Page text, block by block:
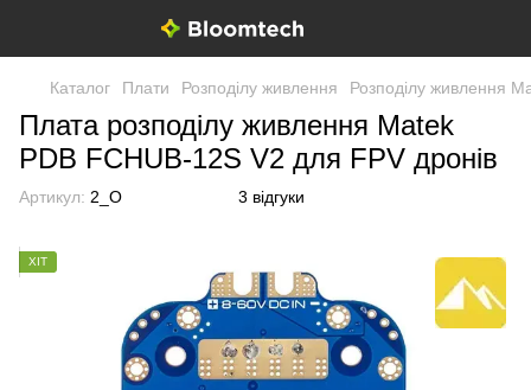
Каталог Плати Розподілу живлення Розподілу живлення
Плата розподілу живлення Matek
PDB FCHUB-12S V2 для FPV дронів
Артикул: 2_O 3 відгуки
ХІТ